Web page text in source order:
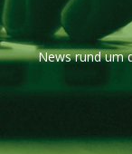
News rund um